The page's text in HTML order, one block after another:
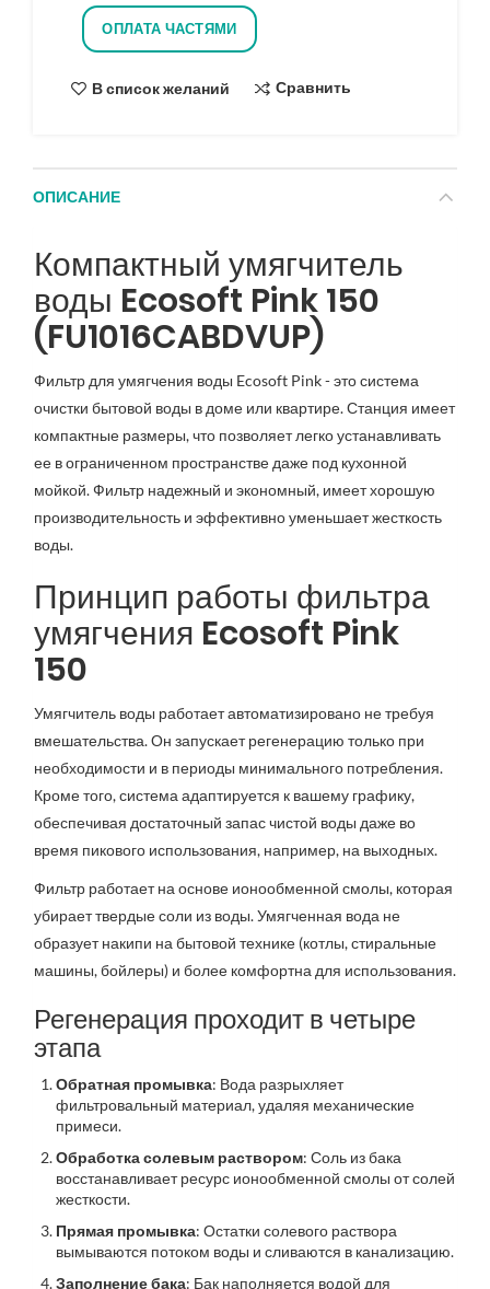
ОПЛАТА ЧАСТЯМИ
В список желаний Сравнить
ОПИСАНИЕ
Компактный умягчитель
воды Ecosoft Pink 150
(FU1016CABDVUP)
Фильтр для умягчения воды Ecosoft Pink - это система
очистки бытовой воды в доме или квартире. Станция имеет
компактные размеры, что позволяет легко устанавливать
ее в ограниченном пространстве даже под кухонной
мойкой. Фильтр надежный и экономный, имеет хорошую
производительность и эффективно уменьшает жесткость
воды.
Принцип работы фильтра
умягчения Ecosoft Pink
150
Умягчитель воды работает автоматизировано не требуя
вмешательства. Он запускает регенерацию только при
необходимости и в периоды минимального потребления.
Кроме того, система адаптируется к вашему графику,
обеспечивая достаточный запас чистой воды даже во
время пикового использования, например, на выходных.
Фильтр работает на основе ионообменной смолы, которая
убирает твердые соли из воды. Умягченная вода не
образует накипи на бытовой технике (котлы, стиральные
машины, бойлеры) и более комфортна для использования.
Регенерация проходит в четыре
этапа
Обратная промывка: Вода разрыхляет
фильтровальный материал, удаляя механические
примеси.
Обработка солевым раствором: Соль из бака
восстанавливает ресурс ионообменной смолы от солей
жесткости.
Прямая промывка: Остатки солевого раствора
вымываются потоком воды и сливаются в канализацию.
Заполнение бака: Бак наполняется водой для